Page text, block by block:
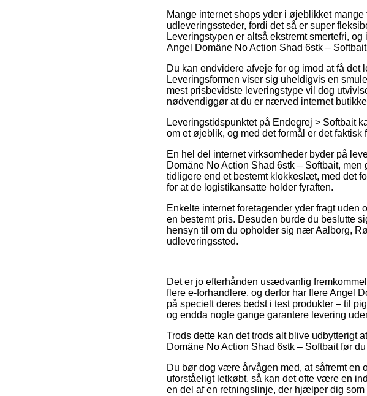
Mange internet shops yder i øjeblikket
udleveringssteder, fordi det så er super
Leveringstypen er altså ekstremt smertefri,
Angel Domäne No Action Shad 6stk –
Du kan endvidere afveje for og imod at få
Leveringsformen viser sig uheldigvis en
mest prisbevidste leveringstype vil dog
nødvendiggør at du er nærved internet
Leveringstidspunktet på Endegrej > Softbait
om et øjeblik, og med det formål er det
En hel del internet virksomheder byder på
Domäne No Action Shad 6stk – Softbait,
tidligere end et bestemt klokkeslæt, med det
for at de logistikansatte holder fyraften.
Enkelte internet foretagender yder fragt
en bestemt pris. Desuden burde du beslutte
hensyn til om du opholder sig nær Aalborg,
udleveringssted.
Det er jo efterhånden usædvanlig
flere e-forhandlere, og derfor har flere Angel
på specielt deres bedst i test produkter – til
og endda nogle gange garantere levering
Trods dette kan det trods alt blive udbytterigt
Domäne No Action Shad 6stk – Softbait før
Du bør dog være årvågen med, at såfremt en
uforståeligt letkøbt, så kan det ofte være en
en del af en retningslinje, der hjælper dig